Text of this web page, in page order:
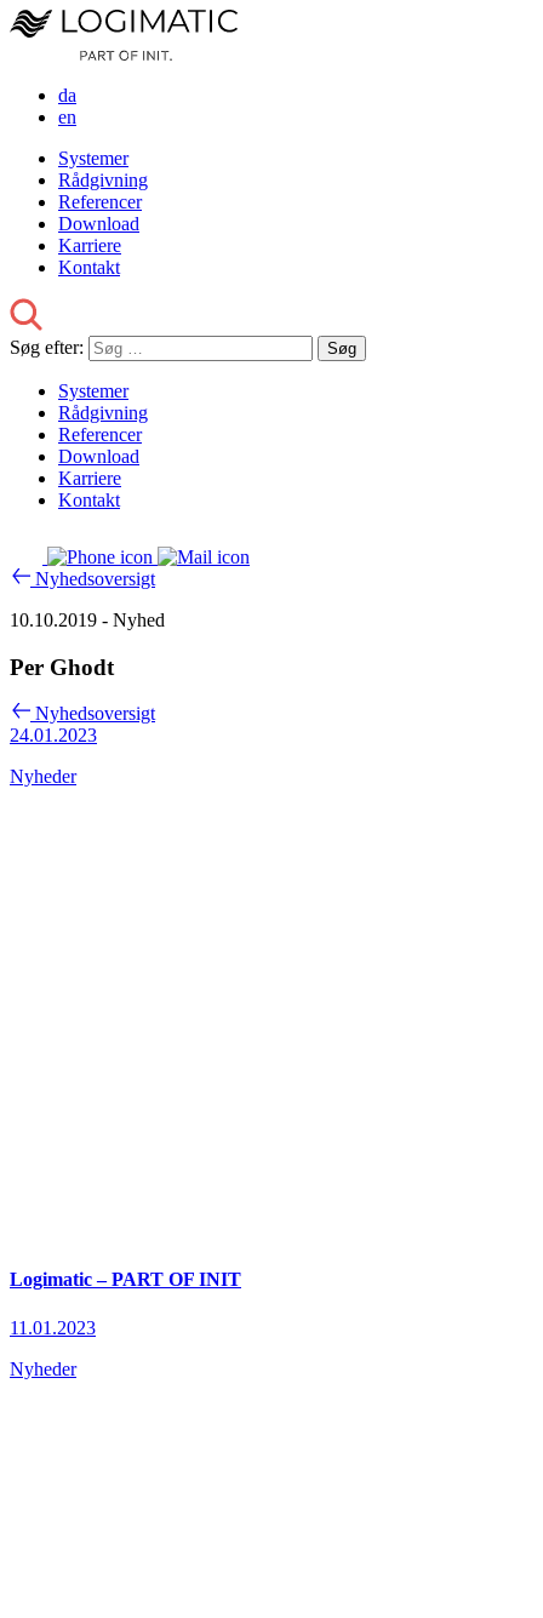
da
en
Systemer
Rådgivning
Referencer
Download
Karriere
Kontakt
Søg efter:
Systemer
Rådgivning
Referencer
Download
Karriere
Kontakt
Nyhedsoversigt
10.10.2019 - Nyhed
Per Ghodt
Nyhedsoversigt
24.01.2023
Nyheder
Logimatic – PART OF INIT
11.01.2023
Nyheder